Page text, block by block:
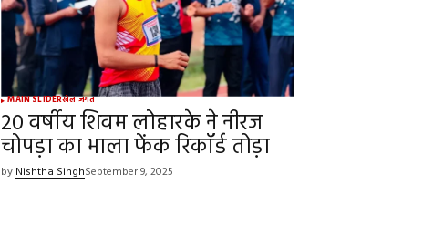
MAIN SLIDERखेल जगत
20 वर्षीय शिवम लोहारके ने नीरज
चोपड़ा का भाला फेंक रिकॉर्ड तोड़ा
by Nishtha SinghSeptember 9, 2025